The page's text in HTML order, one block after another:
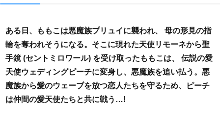
ある日、ももこは悪魔族プリュイに襲われ、 母の形見の指
輪を奪われそうになる。そこに現れた天使リモーネから聖
手鏡 (セントミロワール) を受け取ったももこは、 伝説の愛
天使ウェディングピーチに変身し、悪魔族を追い払う。悪
魔族から愛のウェーブを放つ恋人たちを守るため、ピーチ
は仲間の愛天使たちと共に戦う…!